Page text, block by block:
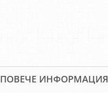
ПОВЕЧЕ ИНФОРМАЦИЯ